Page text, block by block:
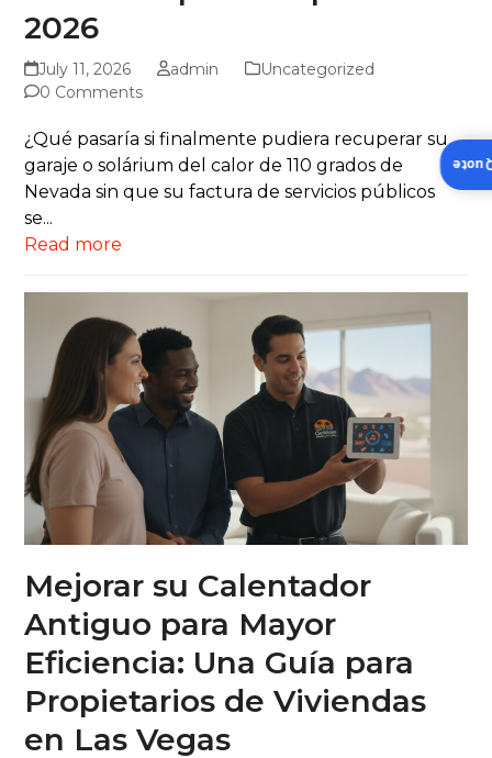
2026
July 11, 2026 admin
Uncategorized
0 Comments
¿Qué pasaría si finalmente pudiera recuperar su
garaje o solárium del calor de 110 grados de
Nevada sin que su factura de servicios públicos
se...
Read more
Mejorar su Calentador
Antiguo para Mayor
Eficiencia: Una Guía para
Propietarios de Viviendas
en Las Vegas